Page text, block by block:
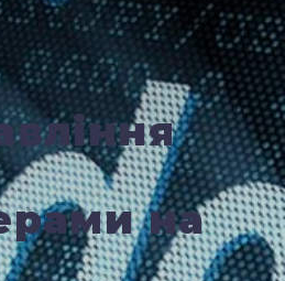
на